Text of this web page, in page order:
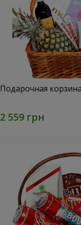
Подарочная